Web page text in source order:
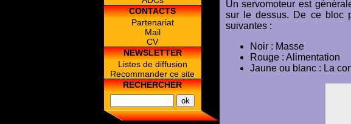
CONTACTS
Partenariat
Mail
CV
NEWSLETTER
Listes de diffusion
Recommander ce site
RECHERCHER
Un servomoteur est
sur le dessus. De ce bloc
suivantes :
Noir : Masse
Rouge : Alimentation
Jaune ou blanc : La